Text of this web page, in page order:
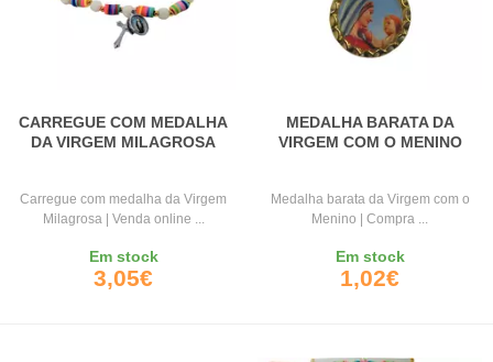
CARREGUE COM MEDALHA
DA VIRGEM MILAGROSA
Carregue com medalha da Virgem
Milagrosa | Venda online ...
Em stock
3,05€
MEDALHA BARATA DA
VIRGEM COM O MENINO
Medalha barata da Virgem com o
Menino | Compra ...
Em stock
1,02€